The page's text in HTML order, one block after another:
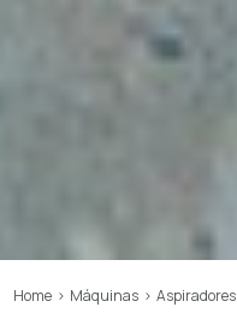
Home > Máquinas > Aspiradores